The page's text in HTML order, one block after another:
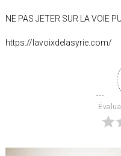
NE PAS JETER SUR LA VOIE
https://lavoixdelasyrie.com/